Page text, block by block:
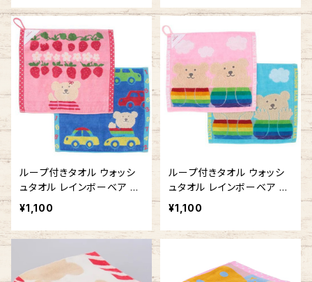
付きタオル ループタオル
付きタオル ループタオル
ループ付きタオル ウォッシ
ュタオル レインボーベア わ
くわく 吊り下げできる 今治
タオルの日本製 車 ひも付
きタオル ループタオル
¥1,100
ループ付きタオル ウォッシ
ュタオル レインボーベア デ
イズ3 吊り下げできる 今治
タオルの日本製 車 ひも付
きタオル ループタオル
¥1,100